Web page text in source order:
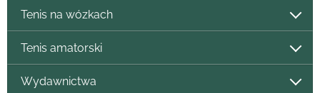
Tenis na wózkach
Tenis amatorski
Wydawnictwa